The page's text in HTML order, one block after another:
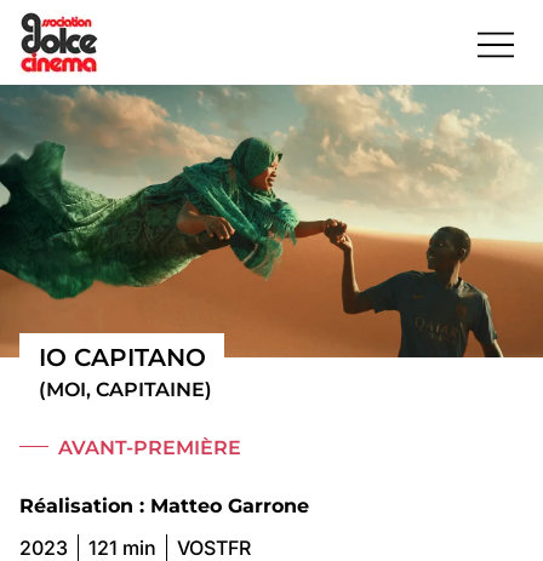
IO CAPITANO
(MOI, CAPITAINE)
AVANT-PREMIÈRE
Réalisation : Matteo Garrone
2023 121 min VOSTFR